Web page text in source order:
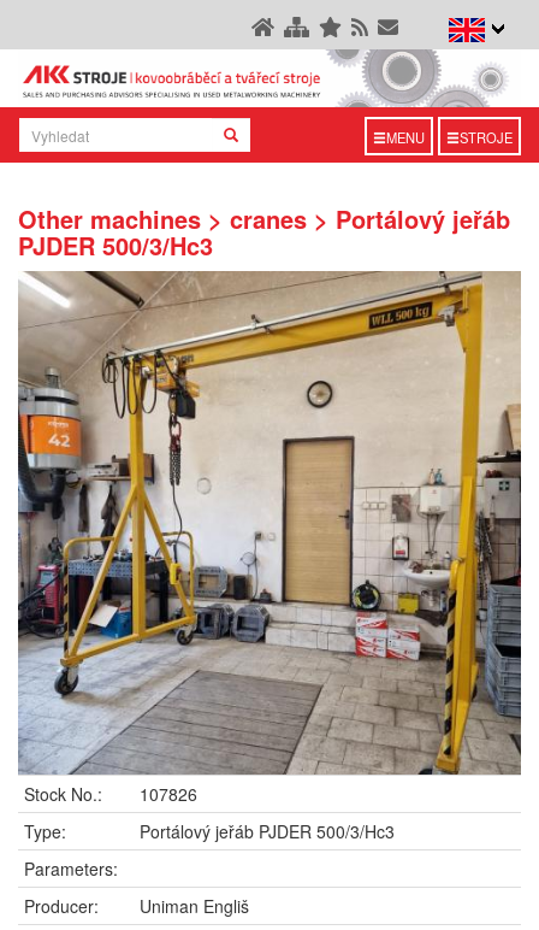
MENU STROJE
Other machines > cranes > Portálový jeřáb
PJDER 500/3/Hc3
Stock No.:
107826
Type:
Portálový jeřáb PJDER 500/3/Hc3
Parameters:
Producer:
Uniman Engliš